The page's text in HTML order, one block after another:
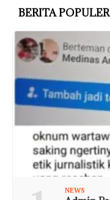
BERITA POPULER
NEWS